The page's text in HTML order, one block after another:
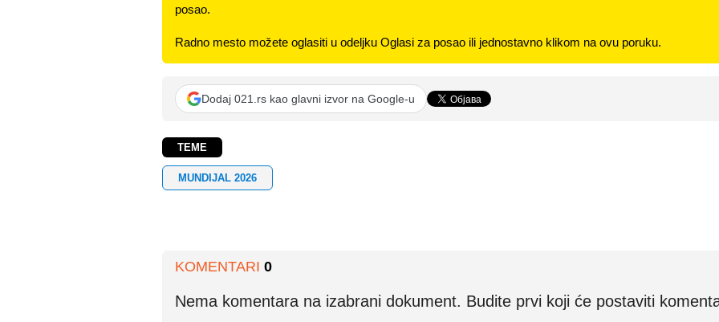
posao.
Radno mesto možete oglasiti u odeljku Oglasi za posao ili jednostavno klikom na ovu poruku.
Dodaj 021.rs kao glavni izvor na Google-u
TEME
MUNDIJAL 2026
KOMENTARI 0
Nema komentara na izabrani dokument. Budite prvi koji će postaviti